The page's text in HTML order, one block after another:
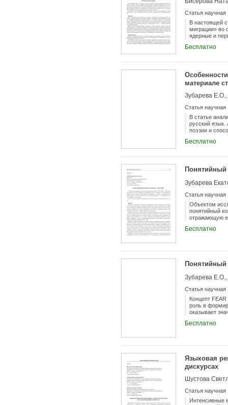
Рассмотрен
и акторов
2015 г.
Статья научная
В настоящей
миграции» во
ядерные и
рассмотреть
Бесплатно
материале
Зубарева
Статья научная
В статье
русский
поэзии и
представляет
творческого
чтобы
Бесплатно
Понятийный
Зубарева
Статья научная
Объектом
понятийный
отражающую
Бесплатно
Понятийный
Зубарева
Статья научная
Концепт
роль в
оказывает
как пандемии,
речевой
Статья
концепта
что
различных
Бесплатно
Языковая
дискурсах
Статья научная
Интенсивные